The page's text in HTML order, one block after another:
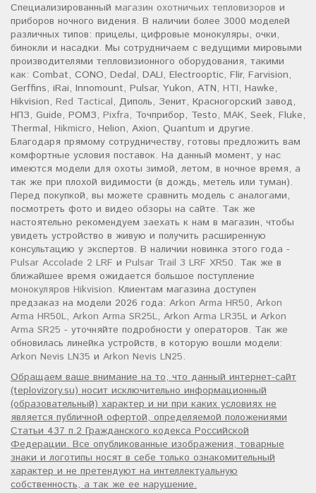
Специализированный магазин охотничьих тепловизоров и
приборов ночного видения. В наличии более 3000 моделей
различных типов: прицелы, цифровые монокуляры, очки,
бинокли и насадки. Мы сотрудничаем с ведущими мировыми
производителями тепловизионного оборудования, такими
как: Combat, CONO, Dedal, DALI, Electrooptic, Flir, Farvision,
Gerffins, iRai, Innomount, Pulsar, Yukon, ATN, HTI, Hawke,
Hikvision, Red Tactical, Диполь, Зенит, Красногорский завод,
НПЗ, Guide, РОМЗ, Pixfra, Точприбор, Testo, MAK, Seek, Fluke,
Thermal, Hikmicro, Helion, Axion, Quantum и другие.
Благодаря прямому сотрудничеству, готовы предложить вам
комфортные условия поставок. На данный момент, у нас
имеются модели для охоты зимой, летом, в ночное время, а
так же при плохой видимости (в дождь, метель или туман).
Перед покупкой, вы можете сравнить модель с аналогами,
посмотреть фото и видео обзоры на сайте. Так же
настоятельно рекомендуем заехать к нам в магазин, чтобы
увидеть устройство в живую и получить расширенную
консультацию у экспертов. В наличии новинка этого года -
Pulsar Accolade 2 LRF и Pulsar Trail 3 LRF XR50. Так же в
ближайшее время ожидается большое поступление
монокуляров Hikvision. Клиентам магазина доступен
предзаказ на модели 2026 года: Arkon Arma HR50, Arkon
Arma HR50L, Arkon Arma SR25L, Arkon Arma LR35L и Arkon
Arma SR25 - уточняйте подробности у операторов. Так же
обновилась линейка устройств, в которую вошли модели:
Arkon Nevis LN35 и Arkon Nevis LN25.
Обращаем ваше внимание на то, что данный интернет-сайт
(teplovizory.su) носит исключительно информационный
(образовательный) характер и ни при каких условиях не
является публичной офертой, определяемой положениями
Статьи 437 п.2 Гражданского кодекса Российской
Федерации. Все опубликованные изображения, товарные
знаки и логотипы носят в себе только ознакомительный
характер и не претендуют на интеллектуальную
собственность, а так же ее нарушение.